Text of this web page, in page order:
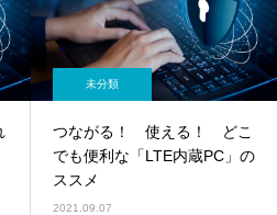
未分類
つながる！ 使える！ どこ
でも便利な「LTE内蔵PC」の
ススメ
2021.09.07